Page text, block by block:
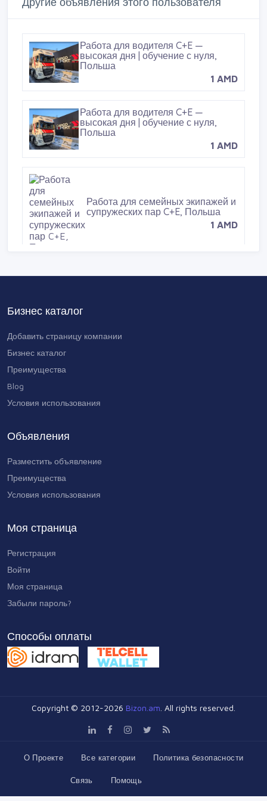
k
s
Работа для водителя C+E —
высокая дня | обучение с нуля,
Польша
1 AMD
Работа для водителя C+E —
высокая дня | обучение с нуля,
Польша
1 AMD
Работа для семейных экипажей и
супружеских пар C+E, Польша
1 AMD
нетто в день
Бизнес каталог
Добавить страницу компании
Бизнес каталог
Преимущества
Blog
Условия использования
Объявления
Разместить объявление
Преимущества
Условия использования
Моя страница
Регистрация
Войти
Моя страница
Забыли пароль?
Способы оплаты
Copyright © 2012-2026 Bizon.am . All rights reserved.
О Проекте Все категории Политика безопасности
Связь Помощь